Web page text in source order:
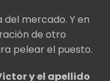
del mercado. Y en
de otro
pelear el puesto.
y el apellido